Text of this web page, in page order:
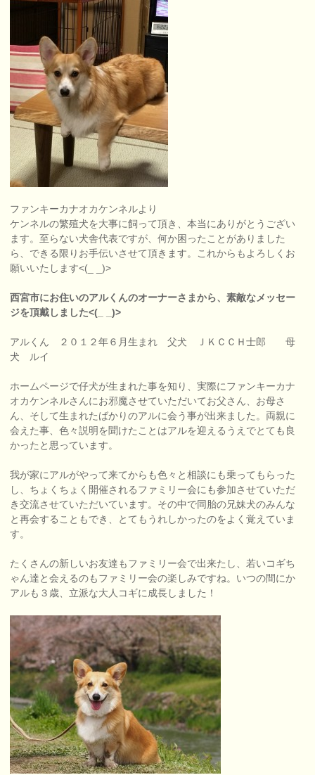
ファンキーカナオカケンネルより
ケンネルの繁殖犬を大事に飼って頂き、本当にありがとうござい
ます。至らない犬舎代表ですが、何か困ったことがありました
ら、できる限りお手伝いさせて頂きます。これからもよろしくお
願いいたします<(_ _)>
西宮市にお住いのアルくんのオーナーさまから、素敵なメッセー
ジを頂戴しました<(_ _)>
アルくん ２０１２年６月生まれ 父犬 ＪＫＣＣＨ士郎 母
犬 ルイ
ホームページで仔犬が生まれた事を知り、実際にファンキーカナ
オカケンネルさんにお邪魔させていただいてお父さん、お母さ
ん、そして生まれたばかりのアルに会う事が出来ました。両親に
会えた事、色々説明を聞けたことはアルを迎えるうえでとても良
かったと思っています。
我が家にアルがやって来てからも色々と相談にも乗ってもらった
し、ちょくちょく開催されるファミリー会にも参加させていただ
き交流させていただいています。その中で同胎の兄妹犬のみんな
と再会することもでき、とてもうれしかったのをよく覚えていま
す。
たくさんの新しいお友達もファミリー会で出来たし、若いコギち
ゃん達と会えるのもファミリー会の楽しみですね。いつの間にか
アルも３歳、立派な大人コギに成長しました！